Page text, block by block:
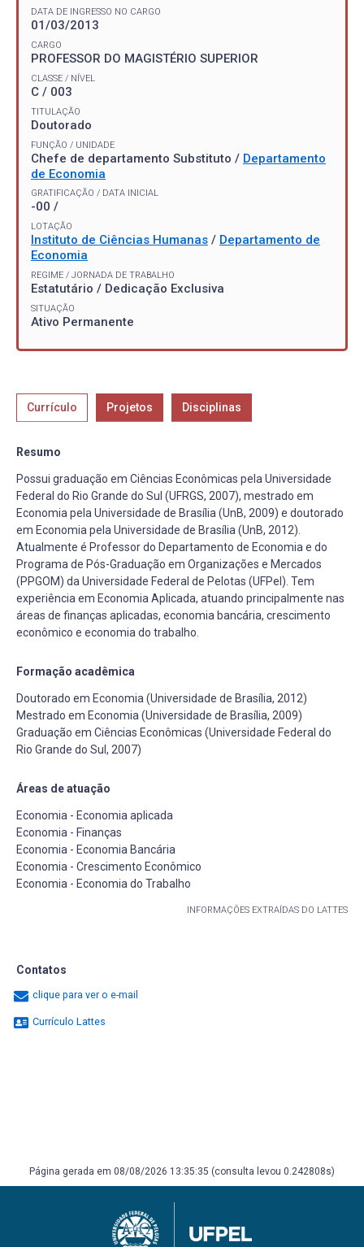
DATA DE INGRESSO NO CARGO
01/03/2013
CARGO
PROFESSOR DO MAGISTÉRIO SUPERIOR
CLASSE / NÍVEL
C / 003
TITULAÇÃO
Doutorado
FUNÇÃO / UNIDADE
Chefe de departamento Substituto / Departamento
de Economia
GRATIFICAÇÃO / DATA INICIAL
-00 /
LOTAÇÃO
Instituto de Ciências Humanas / Departamento de
Economia
REGIME / JORNADA DE TRABALHO
Estatutário / Dedicação Exclusiva
SITUAÇÃO
Ativo Permanente
Currículo Projetos Disciplinas
Resumo
Possui graduação em Ciências Econômicas pela Universidade
Federal do Rio Grande do Sul (UFRGS, 2007), mestrado em
Economia pela Universidade de Brasília (UnB, 2009) e doutorado
em Economia pela Universidade de Brasília (UnB, 2012).
Atualmente é Professor do Departamento de Economia e do
Programa de Pós-Graduação em Organizações e Mercados
(PPGOM) da Universidade Federal de Pelotas (UFPel). Tem
experiência em Economia Aplicada, atuando principalmente nas
áreas de finanças aplicadas, economia bancária, crescimento
econômico e economia do trabalho.
Formação acadêmica
Doutorado em Economia (Universidade de Brasília, 2012)
Mestrado em Economia (Universidade de Brasília, 2009)
Graduação em Ciências Econômicas (Universidade Federal do
Rio Grande do Sul, 2007)
Áreas de atuação
Economia - Economia aplicada
Economia - Finanças
Economia - Economia Bancária
Economia - Crescimento Econômico
Economia - Economia do Trabalho
INFORMAÇÕES EXTRAÍDAS DO LATTES
Contatos
clique para ver o e-mail
Currículo Lattes
Página gerada em 08/08/2026 13:35:35 (consulta levou 0.242808s)